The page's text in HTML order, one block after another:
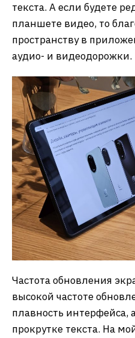
текста. А если будете
планшете видео, то
пространству в
аудио- и видеодорожки.
Частота обновления
высокой частоте
плавность интерфейса,
прокрутке текста. На